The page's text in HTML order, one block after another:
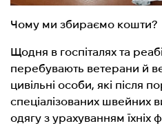
Чому ми збираємо кошти?
Щодня в госпіталях та
перебувають ветерани й
цивільні особи, які після
спеціалізованих швейних
одягу з урахуванням їхніх